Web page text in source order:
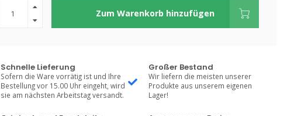
Zum Warenkorb hinzufügen
Schnelle Lieferung
Sofern die Ware vorrätig ist und Ihre
Bestellung vor 15.00 Uhr eingeht, wird
sie am nächsten Arbeitstag versandt.
Großer Bestand
Wir liefern die meisten unserer
Produkte aus unserem eigenen
Lager!